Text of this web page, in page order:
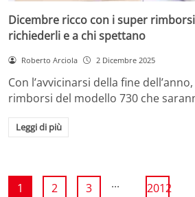
Dicembre ricco con i super
richiederli e a chi spettano
Roberto Arciola 2 Dicembre 2025
Con l’avvicinarsi della fine
rimborsi del modello 730 che
Leggi di più
1 2 3 ... 2012